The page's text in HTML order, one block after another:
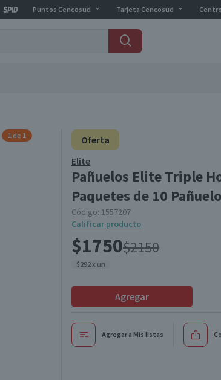
Puntos Cencosud Tarjeta Cencosud
Oferta
Elite
Pañuelos Elite Triple
Paquetes de 10
Código: 1557207
Calificar producto
$1750$2150
$292 x un
Agregar
Agregar a Mis listas
1 de 1